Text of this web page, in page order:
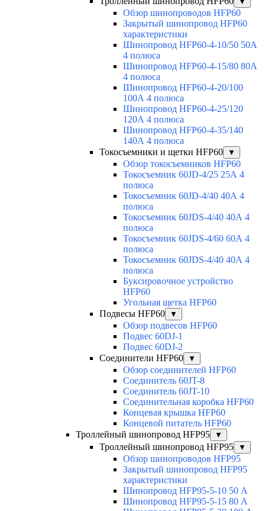
Обзор шинопроводов HFP60
Закрытый шинопровод HFP60
характеристики
Шинопровод HFP60-4-10/50 50А
4 полюса
Шинопровод HFP60-4-15/80 80А
4 полюса
Шинопровод HFP60-4-20/100
100А 4 полюса
Шинопровод HFP60-4-25/120
120А 4 полюса
Шинопровод HFP60-4-35/140
140А 4 полюса
Токосъемники и щетки HFP60
▼
Обзор токосъемников HFP60
Токосъемник 60JD-4/25 25А 4
полюса
Токосъемник 60JD-4/40 40А 4
полюса
Токосъемник 60JDS-4/40 40А 4
полюса
Токосъемник 60JDS-4/60 60А 4
полюса
Токосъемник 60JDS-4/40 40А 4
полюса
Буксировочное устройство
HFP60
Угольная щетка HFP60
Подвесы HFP60
▼
Обзор подвесов HFP60
Подвес 60DJ-1
Подвес 60DJ-2
Соединители HFP60
▼
Обзор соединителей HFP60
Соединитель 60JT-8
Соединитель 60JT-10
Соединительная коробка HFP60
Концевая крышка HFP60
Концевой питатель HFP60
Троллейный шинопровод HFP95
▼
Троллейный шинопровод HFP95 ▼
Обзор шинопроводов HFP95
Закрытый шинопровод HFP95
характеристики
Шинопровод HFP95-5-10 50 А
Шинопровод HFP95-5-15 80 А